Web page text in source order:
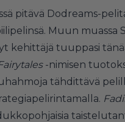
pitävä Dodreams-
Muun muassa
kehittäjä tuuppasi
-nimisen
tähdittävä